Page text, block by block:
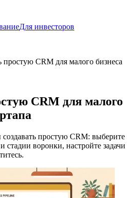
Для инвесторов
простую CRM для малого бизнеса
CRM для малого
простую CRM: выберите
стадии воронки, настройте задачи